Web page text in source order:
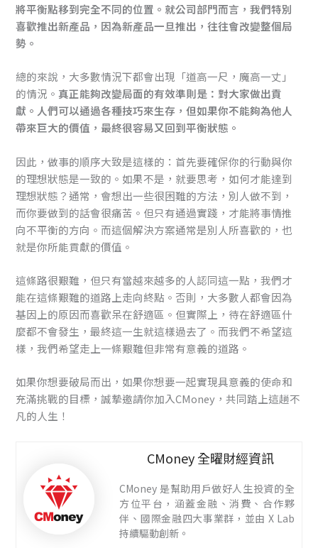
將平衡點移到完全不同的位置。就公司部門而言，我們特別
喜歡推出新產品，因為新產品一旦推出，往往會改變整個局
勢。
總的來說，大多數情況下都會出現「道高一尺，魔高一丈」
的情況。 真正能夠改變局面的有效準則是：對大家做出貢
獻。人們可以通過各種技巧來生存，但如果你不能夠為他人
帶來巨大的價值，最終很容易又回到平衡狀態。
因此，做事的順序大致是這樣的：首先要確保你的行動與你
的理想狀態是一致的。如果不是，就要思考，如何才能達到
理想狀態？通常，會想出一些很困難的方法，別人做不到，
而你要做到的話會很痛苦。但只有通過實踐，才能將事情推
向不平衡的方向。而這個解決方案通常是別人所喜歡的，也
就是你所能貢獻的價值。
這條路很艱難，但只有當越來越多的人認同這一點，我們才
能在這條艱難的道路上走向終點。否則，大多數人都會因為
基因上的原因而喜歡呆在舒適區。但實際上，待在舒適區什
麼都不會發生，最終這一生就這樣過去了。而我們不希望這
樣，我們希望走上一條艱難但非常有意義的道路。
如果你想要破局而出，如果你想要一起實現具意義的使命和
充滿挑戰的目標，誠摯邀請你加入CMoney，共同踏上這趟不
凡的人生！
CMoney 全曜財經資訊
CMoney 是幫助用戶做好人生投資的全
方位平台，涵蓋金融、消費、合作夥
伴、國際金融四大事業群，並由 X Lab
持續驅動創新。